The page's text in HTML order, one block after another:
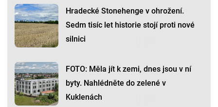
Hradecké Stonehenge v ohrožení.
Sedm tisíc let historie stojí proti nové
silnici
FOTO: Měla jít k zemi, dnes jsou v ní
byty. Nahlédněte do zelené v
Kuklenách